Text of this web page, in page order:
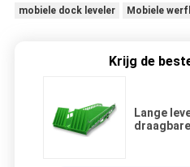
mobiele dock leveler Mobiele
Krijg de
Lange